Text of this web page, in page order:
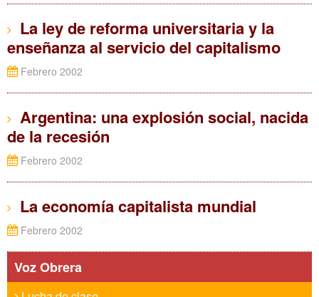
La ley de reforma universitaria y la
enseñanza al servicio del capitalismo
Febrero 2002
Argentina: una explosión social, nacida
de la recesión
Febrero 2002
La economía capitalista mundial
Febrero 2002
Voz Obrera